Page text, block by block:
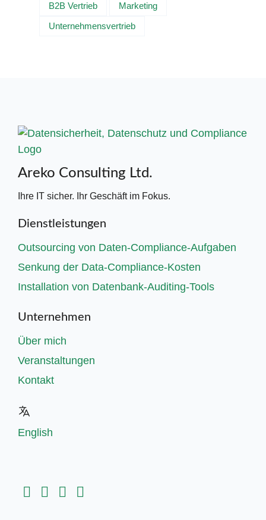
B2B Vertrieb
Marketing
Unternehmensvertrieb
Areko Consulting Ltd.
Ihre IT sicher. Ihr Geschäft im Fokus.
Dienstleistungen
Outsourcing von Daten-Compliance-Aufgaben
Senkung der Data-Compliance-Kosten
Installation von Datenbank-Auditing-Tools
Unternehmen
Über mich
Veranstaltungen
Kontakt
English